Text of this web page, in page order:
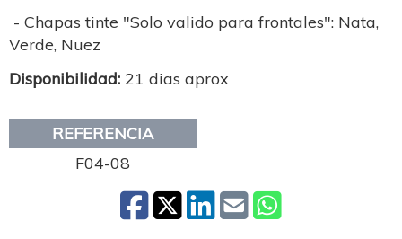
- Chapas tinte "Solo valido para frontales": Nata,
Verde, Nuez
Disponibilidad: 21 dias aprox
REFERENCIA
F04-08